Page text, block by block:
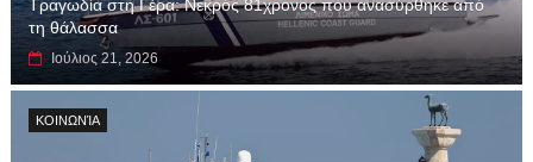
Τραγωδία στη Γέρα: Νεκρός 81χρονος που ανασύρθηκε από
τη θάλασσα
Ιούλιος 21, 2026
ΚΟΙΝΩΝΊΑ